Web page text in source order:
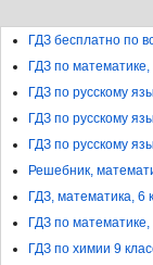
ГДЗ бесплатно по
ГДЗ по
ГДЗ по русскому
ГДЗ по русскому
ГДЗ по русскому
Решебник,
ГДЗ, математика, 6
ГДЗ по
ГДЗ по химии 9